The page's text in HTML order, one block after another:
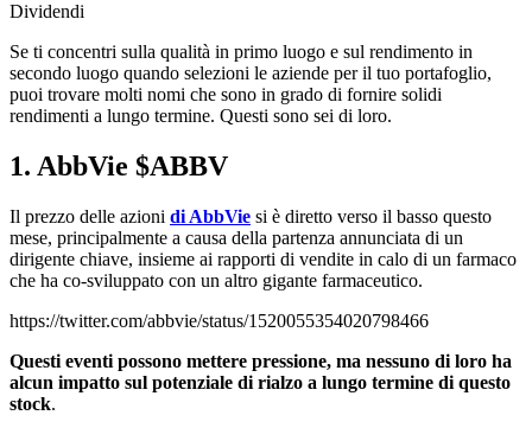
Dividendi
Se ti concentri sulla qualità in primo luogo e sul rendimento in
secondo luogo quando selezioni le aziende per il tuo portafoglio,
puoi trovare molti nomi che sono in grado di fornire solidi
rendimenti a lungo termine. Questi sono sei di loro.
1. AbbVie $ABBV
Il prezzo delle azioni di AbbVie si è diretto verso il basso questo
mese, principalmente a causa della partenza annunciata di un
dirigente chiave, insieme ai rapporti di vendite in calo di un farmaco
che ha co-sviluppato con un altro gigante farmaceutico.
https://twitter.com/abbvie/status/1520055354020798466
Questi eventi possono mettere pressione, ma nessuno di loro ha
alcun impatto sul potenziale di rialzo a lungo termine di questo
stock.